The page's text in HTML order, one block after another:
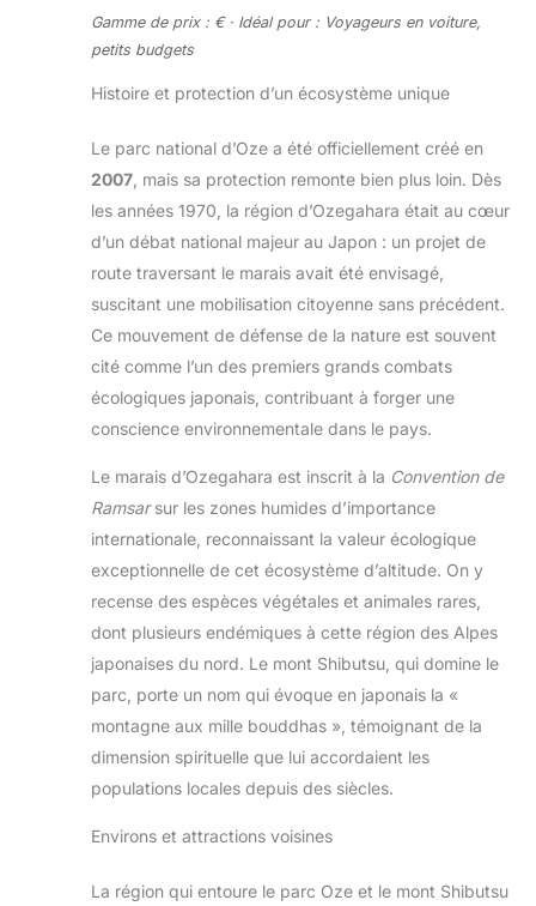
Gamme de prix : € · Idéal pour : Voyageurs en voiture,
petits budgets
Histoire et protection d’un écosystème unique
Le parc national d’Oze a été officiellement créé en
2007 , mais sa protection remonte bien plus loin. Dès
les années 1970, la région d’Ozegahara était au cœur
d’un débat national majeur au Japon : un projet de
route traversant le marais avait été envisagé,
suscitant une mobilisation citoyenne sans précédent.
Ce mouvement de défense de la nature est souvent
cité comme l’un des premiers grands combats
écologiques japonais, contribuant à forger une
conscience environnementale dans le pays.
Le marais d’Ozegahara est inscrit à la Convention de
Ramsarsur les zones humides d’importance
internationale, reconnaissant la valeur écologique
exceptionnelle de cet écosystème d’altitude. On y
recense des espèces végétales et animales rares,
dont plusieurs endémiques à cette région des Alpes
japonaises du nord. Le mont Shibutsu, qui domine le
parc, porte un nom qui évoque en japonais la «
montagne aux mille bouddhas », témoignant de la
dimension spirituelle que lui accordaient les
populations locales depuis des siècles.
Environs et attractions voisines
La région qui entoure le parc Oze et le mont Shibutsu